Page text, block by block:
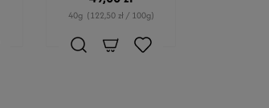
40g (122,50 zł / 100g)